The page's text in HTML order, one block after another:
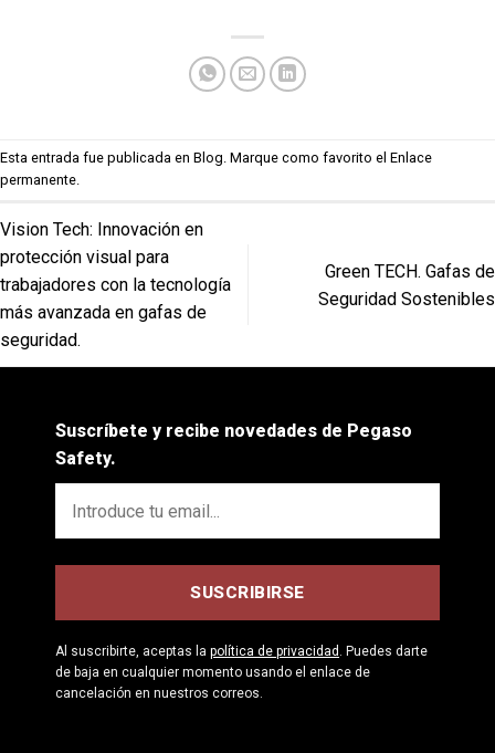
Esta entrada fue publicada en Blog. Marque como favorito el Enlace
permanente.
Vision Tech: Innovación en
protección visual para
trabajadores con la tecnología
más avanzada en gafas de
seguridad.
Green TECH. Gafas de
Seguridad Sostenibles
Suscríbete y recibe novedades de Pegaso
Safety.
Al suscribirte, aceptas la política de privacidad . Puedes darte
de baja en cualquier momento usando el enlace de
cancelación en nuestros correos.